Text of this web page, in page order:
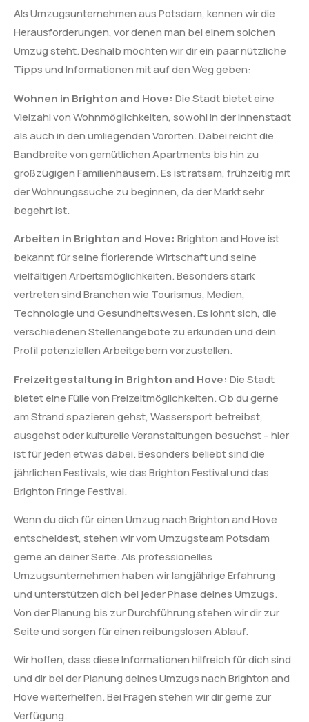
Als Umzugsunternehmen aus Potsdam, kennen wir die
Herausforderungen, vor denen man bei einem solchen
Umzug steht. Deshalb möchten wir dir ein paar nützliche
Tipps und Informationen mit auf den Weg geben:
Wohnen in Brighton and Hove: Die Stadt bietet eine
Vielzahl von Wohnmöglichkeiten, sowohl in der Innenstadt
als auch in den umliegenden Vororten. Dabei reicht die
Bandbreite von gemütlichen Apartments bis hin zu
großzügigen Familienhäusern. Es ist ratsam, frühzeitig mit
der Wohnungssuche zu beginnen, da der Markt sehr
begehrt ist.
Arbeiten in Brighton and Hove: Brighton and Hove ist
bekannt für seine florierende Wirtschaft und seine
vielfältigen Arbeitsmöglichkeiten. Besonders stark
vertreten sind Branchen wie Tourismus, Medien,
Technologie und Gesundheitswesen. Es lohnt sich, die
verschiedenen Stellenangebote zu erkunden und dein
Profil potenziellen Arbeitgebern vorzustellen.
Freizeitgestaltung in Brighton and Hove: Die Stadt
bietet eine Fülle von Freizeitmöglichkeiten. Ob du gerne
am Strand spazieren gehst, Wassersport betreibst,
ausgehst oder kulturelle Veranstaltungen besuchst – hier
ist für jeden etwas dabei. Besonders beliebt sind die
jährlichen Festivals, wie das Brighton Festival und das
Brighton Fringe Festival.
Wenn du dich für einen Umzug nach Brighton and Hove
entscheidest, stehen wir vom Umzugsteam Potsdam
gerne an deiner Seite. Als professionelles
Umzugsunternehmen haben wir langjährige Erfahrung
und unterstützen dich bei jeder Phase deines Umzugs.
Von der Planung bis zur Durchführung stehen wir dir zur
Seite und sorgen für einen reibungslosen Ablauf.
Wir hoffen, dass diese Informationen hilfreich für dich sind
und dir bei der Planung deines Umzugs nach Brighton and
Hove weiterhelfen. Bei Fragen stehen wir dir gerne zur
Verfügung.